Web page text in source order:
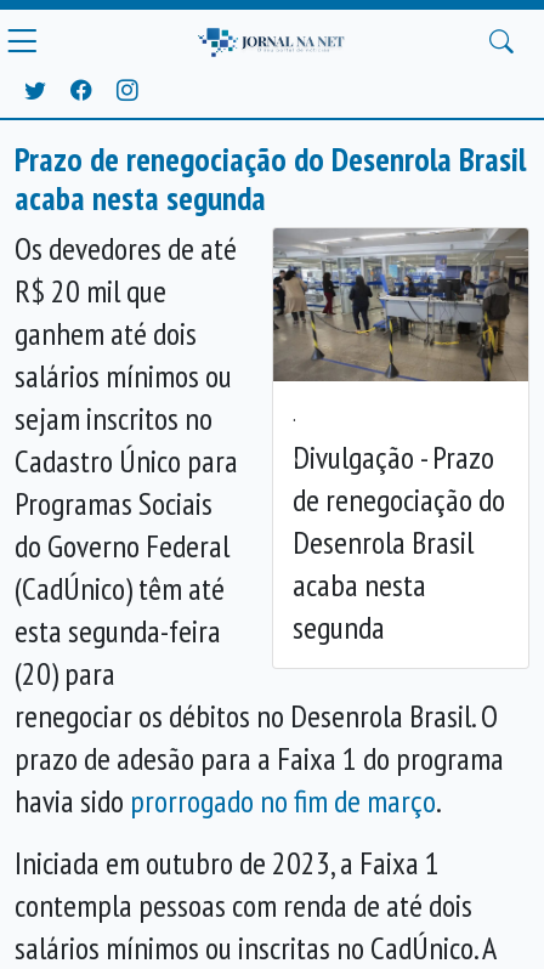
Prazo de renegociação do Desenrola Brasil
acaba nesta segunda
.
Divulgação - Prazo
de renegociação do
Desenrola Brasil
acaba nesta
segunda
Anterior
Os devedores de até
R$ 20 mil que
ganhem até dois
salários mínimos ou
sejam inscritos no
Cadastro Único para
Programas Sociais
do Governo Federal
(CadÚnico) têm até
esta segunda-feira
(20) para
renegociar os débitos no Desenrola Brasil. O
prazo de adesão para a Faixa 1 do programa
havia sido prorrogado no fim de março.
Iniciada em outubro de 2023, a Faixa 1
contempla pessoas com renda de até dois
salários mínimos ou inscritas no CadÚnico. A